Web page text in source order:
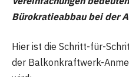
Bürokratieabbau bei der
Hier ist die Schritt-für-
der Balkonkraftwerk-